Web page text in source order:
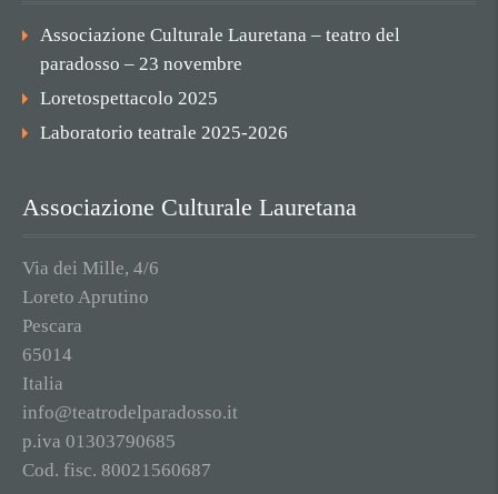
Associazione Culturale Lauretana – teatro del
paradosso – 23 novembre
Loretospettacolo 2025
Laboratorio teatrale 2025-2026
Associazione Culturale Lauretana
Via dei Mille, 4/6
Loreto Aprutino
Pescara
65014
Italia
info@teatrodelparadosso.it
p.iva 01303790685
Cod. fisc. 80021560687